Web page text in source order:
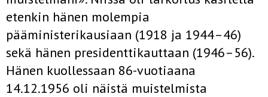
etenkin hänen molempia
pääministerikausiaan (1918 ja 1944–46)
sekä hänen presidenttikauttaan (1946–56).
Hänen kuollessaan 86-vuotiaana
14.12.1956 oli näistä muistelmista